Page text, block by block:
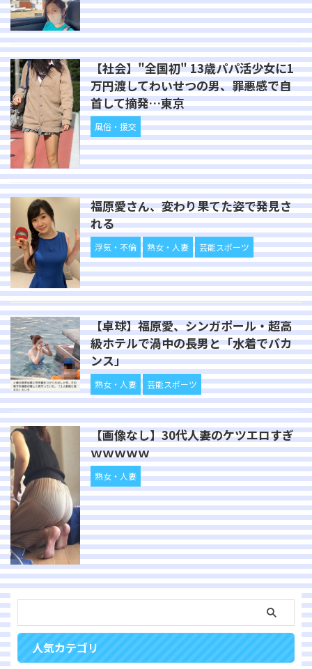
【社会】"全国初" 13歳パパ活少女に1
万円渡してわいせつの男、罪悪感で自
首して摘発…東京
風俗・援交
福原愛さん、変わり果てた姿で発見さ
れる
浮気・不倫 熟女・人妻 芸能スポーツ
【卓球】福原愛、シンガポール・超高
級ホテルで渦中の長男と「水着でバカ
ンス」
熟女・人妻 芸能スポーツ
【画像なし】30代人妻のケツエロすぎ
ｗｗｗｗｗ
熟女・人妻
人気カテゴリ